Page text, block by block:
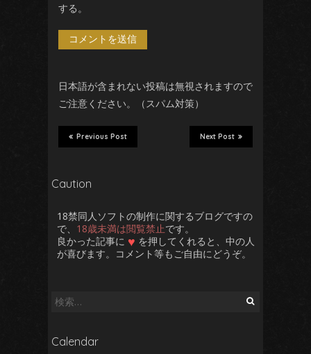
する。
日本語が含まれない投稿は無視されますので
ご注意ください。（スパム対策）
Next Post
Previous Post
Caution
18禁同人ソフトの制作に関するブログですの
で、 18歳未満は閲覧禁止です。
良かった記事に ♥ を押してくれると、中の人
が喜びます。コメント等もご自由にどうぞ。
検
Calendar